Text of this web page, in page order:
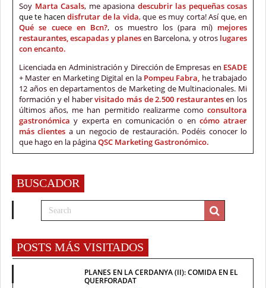
Soy Marta Casals, me apasiona descubrir las pequeñas cosas
que te hacen disfrutar de la vida,que es muy corta! Así que, en
Qué se cuece en Bcn?, os muestro los (para mí) mejores
restaurantes, escapadas y planesen Barcelona, y otros lugares
con encanto.
Licenciada en Administración y Dirección de Empresas en ESADE
+ Master en Marketing Digital en la Pompeu Fabra, he trabajado
12 años en departamentos de Marketing de Multinacionales. Mi
formación y el habervisitado más de 2.500 restaurantes en los
últimos años, me han permitido realizarme como consultora
gastronómicay experta en comunicación o en cómo atraer
más clientes a un negocio de restauración. Podéis conocer lo
que hago en la páginaQSC Marketing Gastronómico.
BUSCADOR
POSTS MÁS VISITADOS
PLANES EN LA CERDANYA (II): COMIDA EN EL
QUERFORADAT